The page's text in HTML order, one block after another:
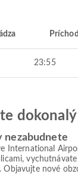
23:55
nezabudnete
International
Objavujte nové